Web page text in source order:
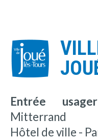
Entrée
Mitterrand
Hôtel de ville -